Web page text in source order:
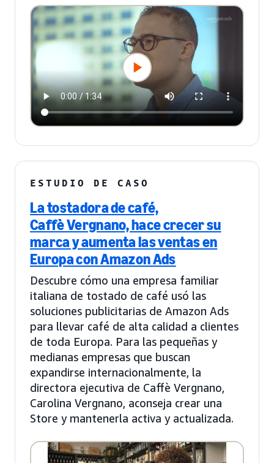
ESTUDIO DE CASO
La tostadora de café,
Caffè Vergnano, hace crecer su
marca y aumenta las ventas en
Europa con Amazon Ads
Descubre cómo una empresa familiar
italiana de tostado de café usó las
soluciones publicitarias de Amazon Ads
para llevar café de alta calidad a clientes
de toda Europa. Para las pequeñas y
medianas empresas que buscan
expandirse internacionalmente, la
directora ejecutiva de Caffè Vergnano,
Carolina Vergnano, aconseja crear una
Store y mantenerla activa y actualizada.